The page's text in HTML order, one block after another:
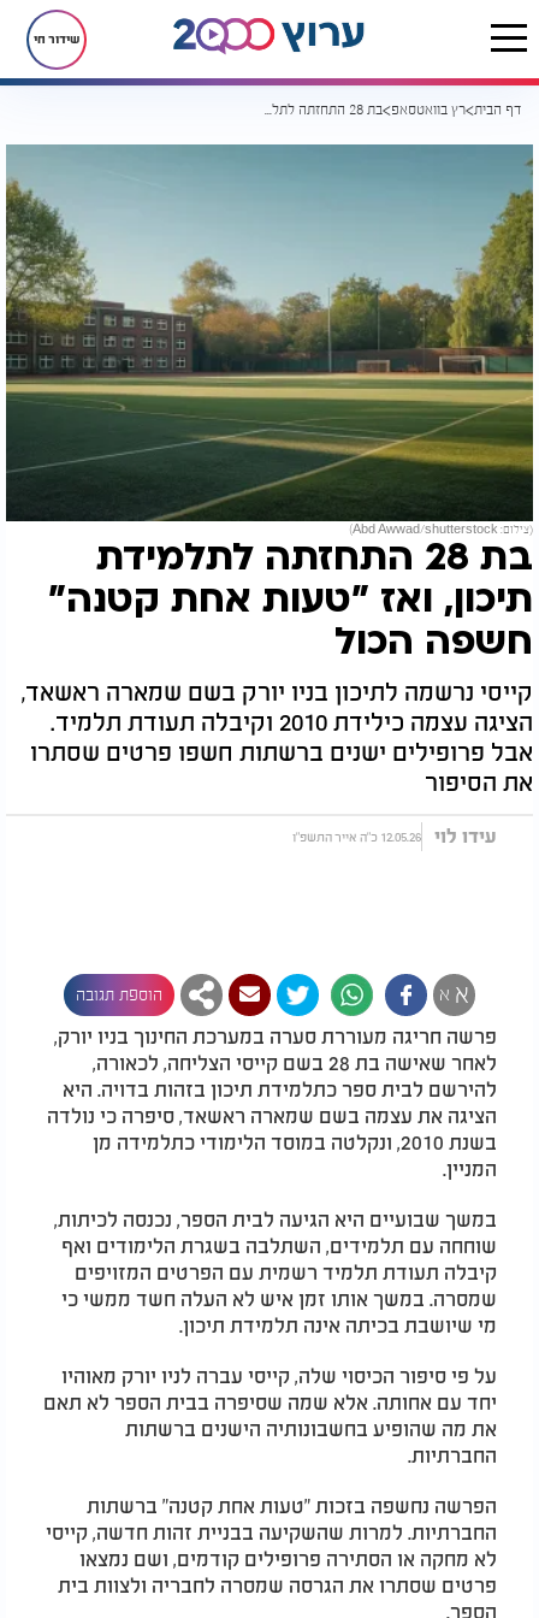
שידור חי
דף הבית רץ בוואטסאפ בת 28 התחזתה לתלמידת תיכון, ואז "טעות אחת קטנה" חשפה הכול
(צילום: Abd Awwad/shutterstock)
בת 28 התחזתה לתלמידת
תיכון, ואז "טעות אחת קטנה"
חשפה הכול
קייסי נרשמה לתיכון בניו יורק בשם שמארה ראשאד,
הציגה עצמה כילידת 2010 וקיבלה תעודת תלמיד.
אבל פרופילים ישנים ברשתות חשפו פרטים שסתרו
את הסיפור
עידו לוי 12.05.26 כ"ה אייר התשפ"ו
א א הוספת תגובה
פרשה חריגה מעוררת סערה במערכת החינוך בניו יורק,
לאחר שאישה בת 28 בשם קייסי הצליחה, לכאורה,
להירשם לבית ספר כתלמידת תיכון בזהות בדויה. היא
הציגה את עצמה בשם שמארה ראשאד, סיפרה כי נולדה
בשנת 2010, ונקלטה במוסד הלימודי כתלמידה מן
המניין.
במשך שבועיים היא הגיעה לבית הספר, נכנסה לכיתות,
שוחחה עם תלמידים, השתלבה בשגרת הלימודים ואף
קיבלה תעודת תלמיד רשמית עם הפרטים המזויפים
שמסרה. במשך אותו זמן איש לא העלה חשד ממשי כי
מי שיושבת בכיתה אינה תלמידת תיכון.
על פי סיפור הכיסוי שלה, קייסי עברה לניו יורק מאוהיו
יחד עם אחותה. אלא שמה שסיפרה בבית הספר לא תאם
את מה שהופיע בחשבונותיה הישנים ברשתות
החברתיות.
הפרשה נחשפה בזכות "טעות אחת קטנה" ברשתות
החברתיות. למרות שהשקיעה בבניית זהות חדשה, קייסי
לא מחקה או הסתירה פרופילים קודמים, ושם נמצאו
פרטים שסתרו את הגרסה שמסרה לחבריה ולצוות בית
הספר.